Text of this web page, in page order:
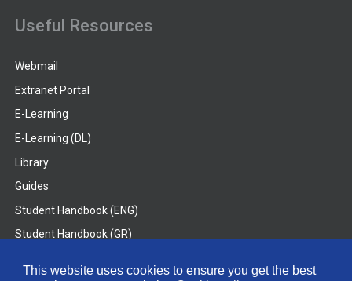
This website uses cookies to ensure you get the best
Useful Resources
Webmail
Extranet Portal
E-Learning
E-Learning (DL)
Library
Guides
Student Handbook (ENG)
Student Handbook (GR)